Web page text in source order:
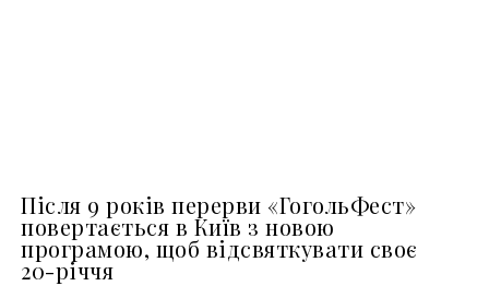
Після 9 років перерви «ГогольФест»
повертається в Київ з новою
програмою, щоб відсвяткувати своє
20-річчя